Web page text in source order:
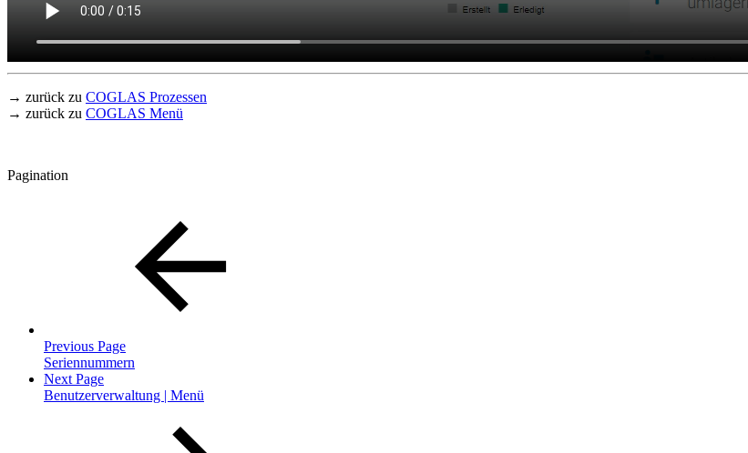
→ zurück zu COGLAS Prozessen
→ zurück zu COGLAS Menü
Pagination
Previous Page
Seriennummern
Next Page
Benutzerverwaltung | Menü